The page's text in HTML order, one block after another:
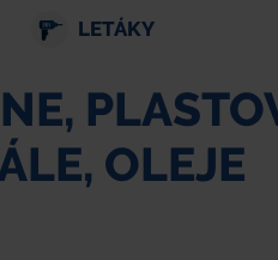
LETÁKY
OLEJE